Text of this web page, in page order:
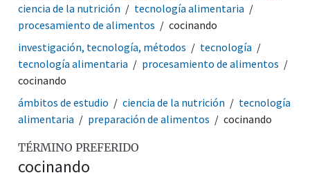
ciencia de la nutrición
tecnología alimentaria
procesamiento de alimentos
cocinando
investigación, tecnología, métodos
tecnología
tecnología alimentaria
procesamiento de alimentos
cocinando
ámbitos de estudio
ciencia de la nutrición
tecnología
alimentaria
preparación de alimentos cocinando
TÉRMINO PREFERIDO
cocinando